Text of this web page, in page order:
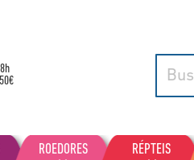
ROEDORES RÉPTEIS